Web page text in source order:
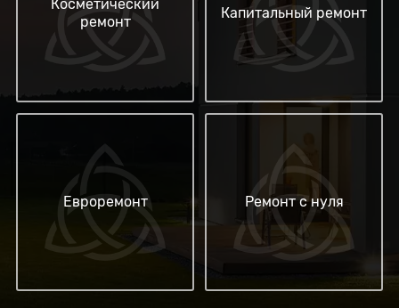
Косметический
ремонт
Капитальный ремонт
Евроремонт Ремонт с нуля